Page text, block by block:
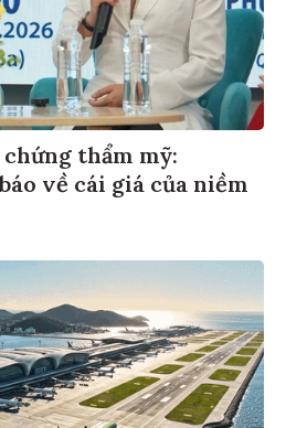
thẩm mỹ:
về cái giá của niềm